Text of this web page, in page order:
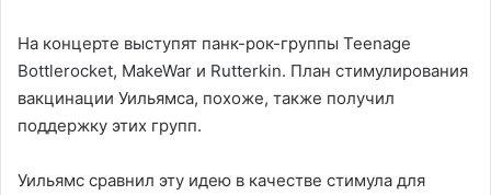
На концерте выступят панк-рок-группы Teenage
Bottlerocket, MakeWar и Rutterkin. План стимулирования
вакцинации Уильямса, похоже, также получил
поддержку этих групп.
Уильямс сравнил эту идею в качестве стимула для